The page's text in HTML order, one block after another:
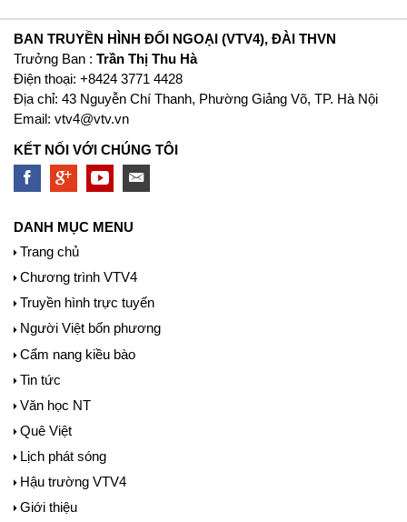
BAN TRUYỀN HÌNH ĐỐI NGOẠI (VTV4), ĐÀI THVN
Trưởng Ban : Trần Thị Thu Hà
Ðiện thoại: +8424 3771 4428
Địa chỉ: 43 Nguyễn Chí Thanh, Phường Giảng Võ, TP. Hà Nội
Email: vtv4@vtv.vn
KẾT NỐI VỚI CHÚNG TÔI
DANH MỤC MENU
Trang chủ
Chương trình VTV4
Truyền hình trực tuyến
Người Việt bốn phương
Cẩm nang kiều bào
Tin tức
Văn học NT
Quê Việt
Lịch phát sóng
Hậu trường VTV4
Giới thiệu